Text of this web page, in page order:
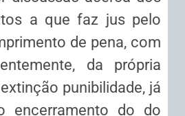
a que faz jus pelo
de pena, com
da própria
punibilidade, já
encerramento do do